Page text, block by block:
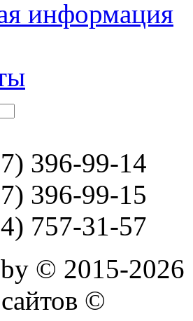
информация
396-99-14
396-99-15
757-31-57
© 2015-2026
©